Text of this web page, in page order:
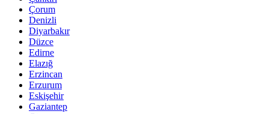
Çorum
Denizli
Diyarbakır
Düzce
Edirne
Elazığ
Erzincan
Erzurum
Eskişehir
Gaziantep